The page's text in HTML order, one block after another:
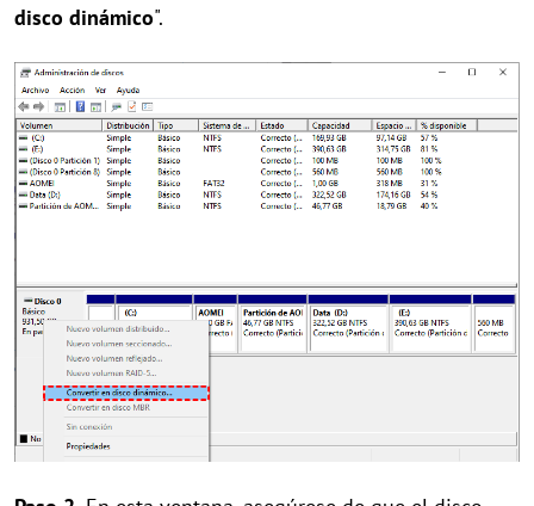
disco dinámico".